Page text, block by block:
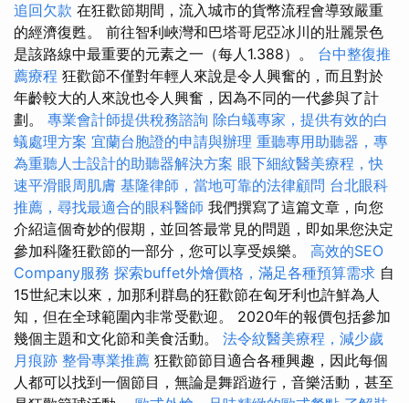
追回欠款 在狂歡節期間，流入城市的貨幣流程會導致嚴重
的經濟復甦。 前往智利峽灣和巴塔哥尼亞冰川的壯麗景色
是該路線中最重要的元素之一（每人1.388）。 台中整復推
薦療程 狂歡節不僅對年輕人來說是令人興奮的，而且對於
年齡較大的人來說也令人興奮，因為不同的一代參與了計
劃。 專業會計師提供稅務諮詢 除白蟻專家，提供有效的白
蟻處理方案 宜蘭台胞證的申請與辦理 重聽專用助聽器，專
為重聽人士設計的助聽器解決方案 眼下細紋醫美療程，快
速平滑眼周肌膚 基隆律師，當地可靠的法律顧問 台北眼科
推薦，尋找最適合的眼科醫師 我們撰寫了這篇文章，向您
介紹這個奇妙的假期，並回答最常見的問題，即如果您決定
參加科隆狂歡節的一部分，您可以享受娛樂。 高效的SEO
Company服務 探索buffet外燴價格，滿足各種預算需求 自
15世紀末以來，加那利群島的狂歡節在匈牙利也許鮮為人
知，但在全球範圍內非常受歡迎。 2020年的報價包括參加
幾個主題和文化節和美食活動。 法令紋醫美療程，減少歲
月痕跡 整骨專業推薦 狂歡節節目適合各種興趣，因此每個
人都可以找到一個節目，無論是舞蹈遊行，音樂活動，甚至